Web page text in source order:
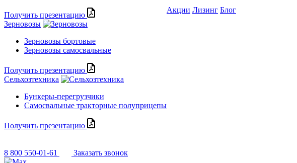
Получить презентацию
Зерновозы
Зерновозы бортовые
Зерновозы самосвальные
Получить презентацию
Сельхозтехника
Бункеры-перегрузчики
Самосвальные тракторные полуприцепы
Получить презентацию
Акции Лизинг Блог
8 800 550-01-61 Заказать звонок